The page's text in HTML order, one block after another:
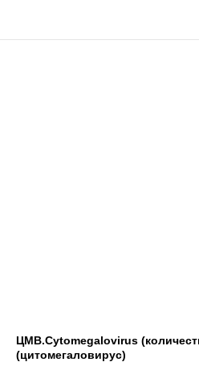
ЦМВ.Cytomegalovirus
(цитомегаловирус)